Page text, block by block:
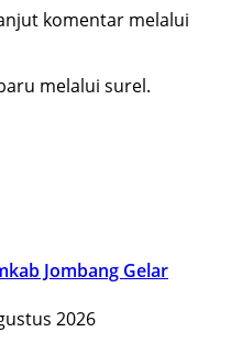
komentar melalui
melalui surel.
Jombang Gelar
2026